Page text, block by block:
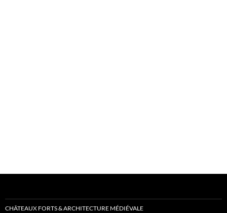
CHÂTEAUX FORTS & ARCHITECTURE MÉDIÉVALE